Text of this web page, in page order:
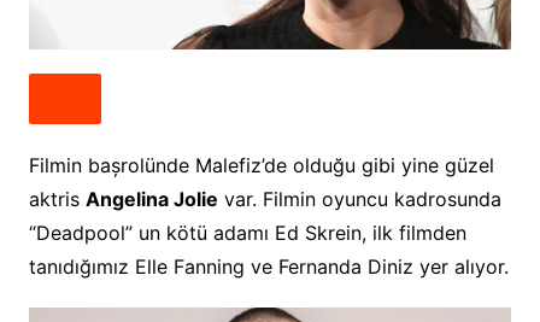
Filmin bașrolünde Malefiz’de olduğu gibi yine güzel
aktris Angelina Jolie var. Filmin oyuncu kadrosunda
“Deadpool” un kötü adamı Ed Skrein, ilk filmden
tanıdığımız Elle Fanning ve Fernanda Diniz yer alıyor.